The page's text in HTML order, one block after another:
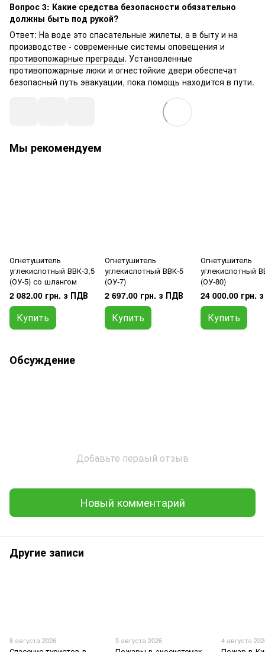
Вопрос 3: Какие средства безопасности обязательно
должны быть под рукой?
Ответ: На воде это спасательные жилеты, а в быту и на
производстве - современные системы оповещения и
противопожарные преграды. Установленные
противопожарные люки и огнестойкие двери обеспечат
безопасный путь эвакуации, пока помощь находится в пути.
Мы рекомендуем
Огнетушитель
углекислотный ВВК-3,5
(ОУ-5) со шлангом
2 082.00 грн. з ПДВ
Купить
Огнетушитель
углекислотный ВВК-5
(ОУ-7)
2 697.00 грн. з ПДВ
Купить
Огнетушитель
углекислотный
(ОУ-80)
24 000.00 грн.
Купить
Обсуждение
Добавьте первый отзыв
Новый комментарий
Другие записи
8 августа 2026 5 августа 2026 4 августа